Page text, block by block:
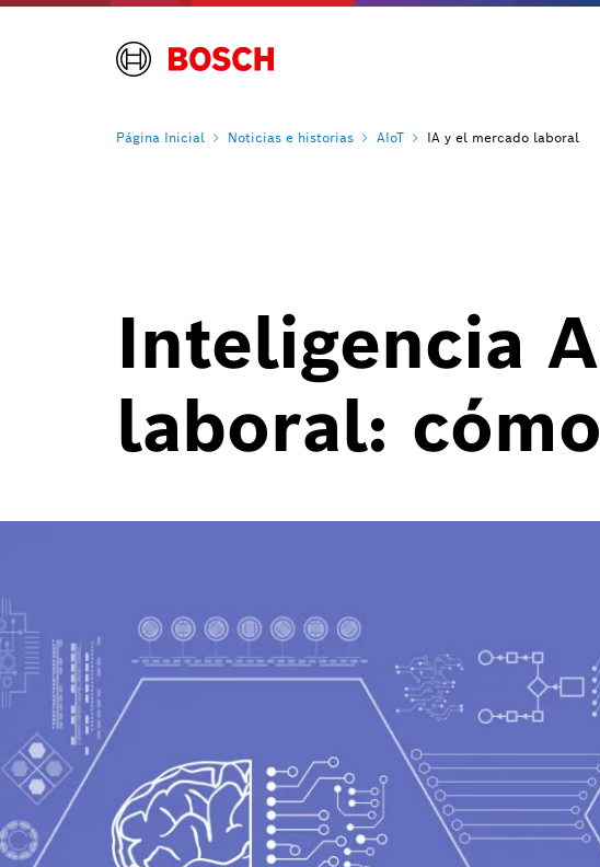
Página Inicial Noticias e historias AIoT IA y el mercado laboral
Inteligencia
laboral: